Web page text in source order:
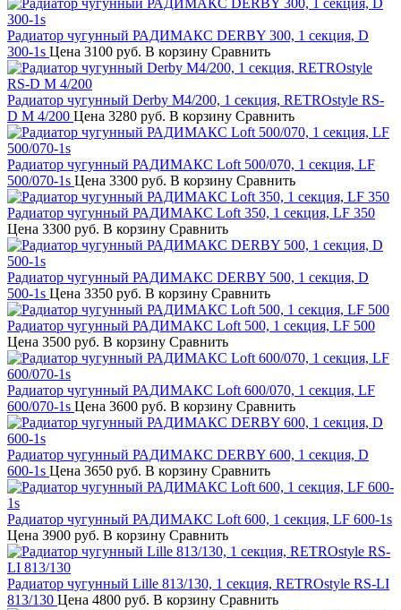
Радиатор чугунный РАДИМАКС DERBY 300, 1 секция, D
300-1s Цена 3100 руб. В корзину Сравнить
Радиатор чугунный Derby M4/200, 1 секция, RETROstyle RS-
D М 4/200 Цена 3280 руб. В корзину Сравнить
Радиатор чугунный РАДИМАКС Loft 500/070, 1 секция, LF
500/070-1s Цена 3300 руб. В корзину Сравнить
Радиатор чугунный РАДИМАКС Loft 350, 1 секция, LF 350
Цена 3300 руб. В корзину Сравнить
Радиатор чугунный РАДИМАКС DERBY 500, 1 секция, D
500-1s Цена 3350 руб. В корзину Сравнить
Радиатор чугунный РАДИМАКС Loft 500, 1 секция, LF 500
Цена 3500 руб. В корзину Сравнить
Радиатор чугунный РАДИМАКС Loft 600/070, 1 секция, LF
600/070-1s Цена 3600 руб. В корзину Сравнить
Радиатор чугунный РАДИМАКС DERBY 600, 1 секция, D
600-1s Цена 3650 руб. В корзину Сравнить
Радиатор чугунный РАДИМАКС Loft 600, 1 секция, LF 600-1s
Цена 3900 руб. В корзину Сравнить
Радиатор чугунный Lille 813/130, 1 секция, RETROstyle RS-LI
813/130 Цена 4800 руб. В корзину Сравнить